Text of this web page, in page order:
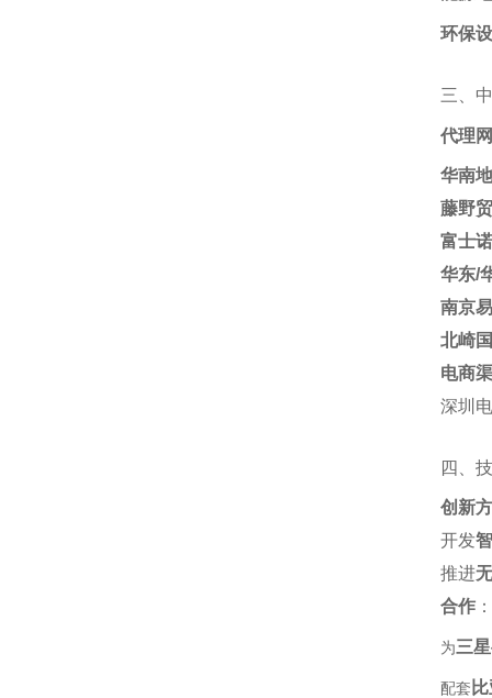
环保
三、
代理
华南
藤野
富士
华东/
南京
北崎
电商
深圳
四、
创新
开发‌
推进‌
合作 ‌：
为‌三
配套‌